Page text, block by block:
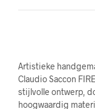
Artistieke
Claudio Saccon
stijlvolle ontwerp,
hoogwaardig